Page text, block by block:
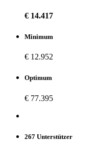
€ 14.417
Minimum
€ 12.952
Optimum
€ 77.395
267 Unterstützer